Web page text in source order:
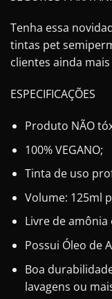
Tenha essa
tintas pet
clientes ainda
ESPECIFICAÇÕES
Produto NÃO
100% VEGANO;
Tinta de uso
Volume: 125ml
Livre de
Possui Óleo de
Boa
lavagens ou